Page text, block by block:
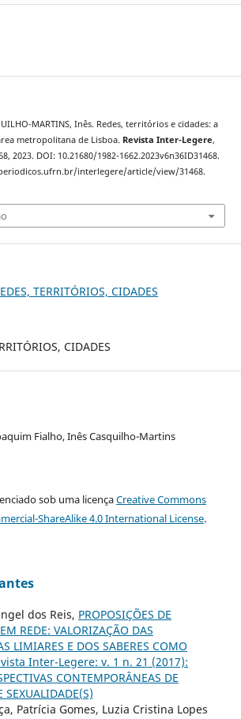
MARTINS, Inês. Redes, territórios e cidades: a
metropolitana de Lisboa. Revista Inter-Legere,
2023. DOI: 10.21680/1982-1662.2023v6n36ID31468.
interlegere/article/view/31468.
TERRITÓRIOS, CIDADES
CIDADES
Fialho, Inês Casquilho-Martins
sob uma licençaCreative Commons
ShareAlike 4.0 International License.
dos Reis, PROPOSIÇÕES DE
REDE: VALORIZAÇÃO DAS
LIMIARES E DOS SABERES COMO
Inter-Legere: v. 1 n. 21 (2017):
CONTEMPORÂNEAS DE
SEXUALIDADE(S)
Patrícia Gomes, Luzia Cristina Lopes